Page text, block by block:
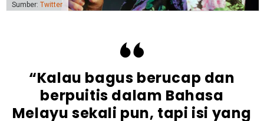
Sumber: Twitter
“Kalau bagus berucap dan
berpuitis dalam Bahasa
Melayu sekali pun, tapi isi yang